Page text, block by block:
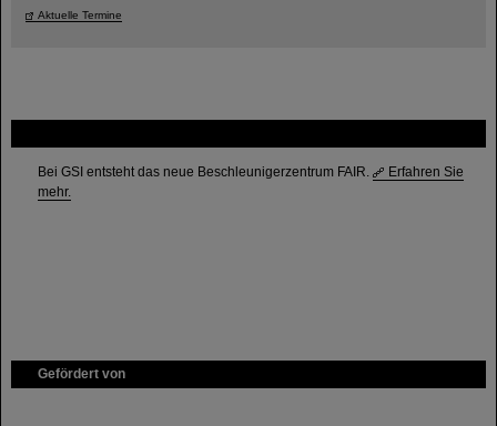
Bei GSI entsteht das neue Beschleunigerzentrum FAIR.
Erfahren Sie
mehr.
Gefördert von
Aktuelle Termine